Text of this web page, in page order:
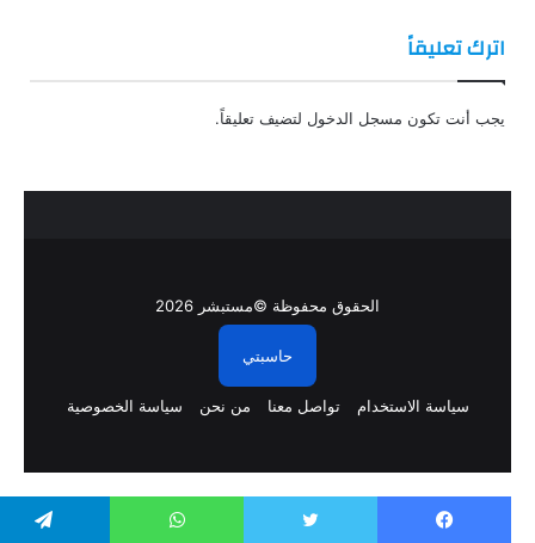
اترك تعليقاً
يجب أنت تكون مسجل الدخول لتضيف تعليقاً.
الحقوق محفوظة ©مستبشر 2026
حاسبتي
سياسة الاستخدام تواصل معنا من نحن سياسة الخصوصية